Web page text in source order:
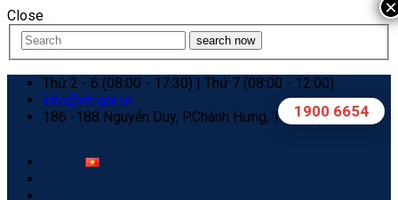
Close
search now
Thứ 2 - 6 (08:00 - 17:30) | Thứ 7 (08:00 - 12:00)
info@nhigia.vn
186 -188 Nguyễn Duy, P.Chánh Hưng, TP. Hồ Chí Minh
1900 6654
×